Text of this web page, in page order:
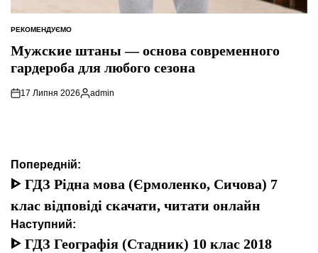
ОПУБЛІКУВАТИ
У
РЕКОМЕНДУЄМО
Мужские штаны — основа современного
гардероба для любого сезона
17 Липня 2026
Опубліковано
admin
Навігація
записів
Попередній:
ᐈ ГДЗ Рідна мова (Єрмоленко, Сичова) 7
клас відповіді скачати, читати онлайн
Наступний:
ᐈ ГДЗ Географія (Стадник) 10 клас 2018